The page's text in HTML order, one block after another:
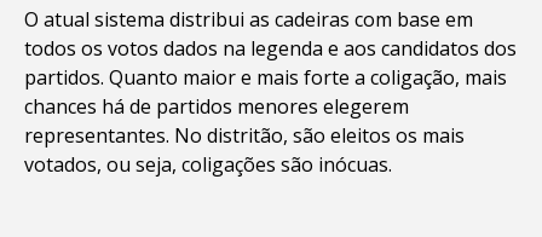
O atual sistema distribui as cadeiras com base em
todos os votos dados na legenda e aos candidatos dos
partidos. Quanto maior e mais forte a coligação, mais
chances há de partidos menores elegerem
representantes. No distritão, são eleitos os mais
votados, ou seja, coligações são inócuas.